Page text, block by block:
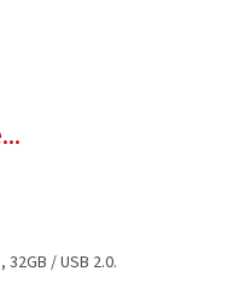
/ USB 2.0.